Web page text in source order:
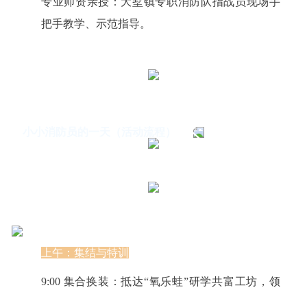
把手教学、示范指导。
上午：集结与特训
9:00 集合换装：抵达“氧乐蛙”研学共富工坊，领